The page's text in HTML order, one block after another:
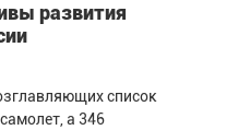
развития
список
а 346